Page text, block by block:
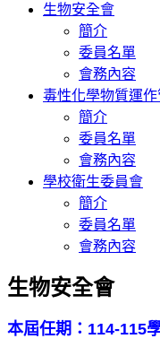
生物安全會
簡介
委員名單
會務內容
毒性化學物質運
簡介
委員名單
會務內容
學校衛生委員會
簡介
委員名單
會務內容
生物安全會
本屆任期：114-115